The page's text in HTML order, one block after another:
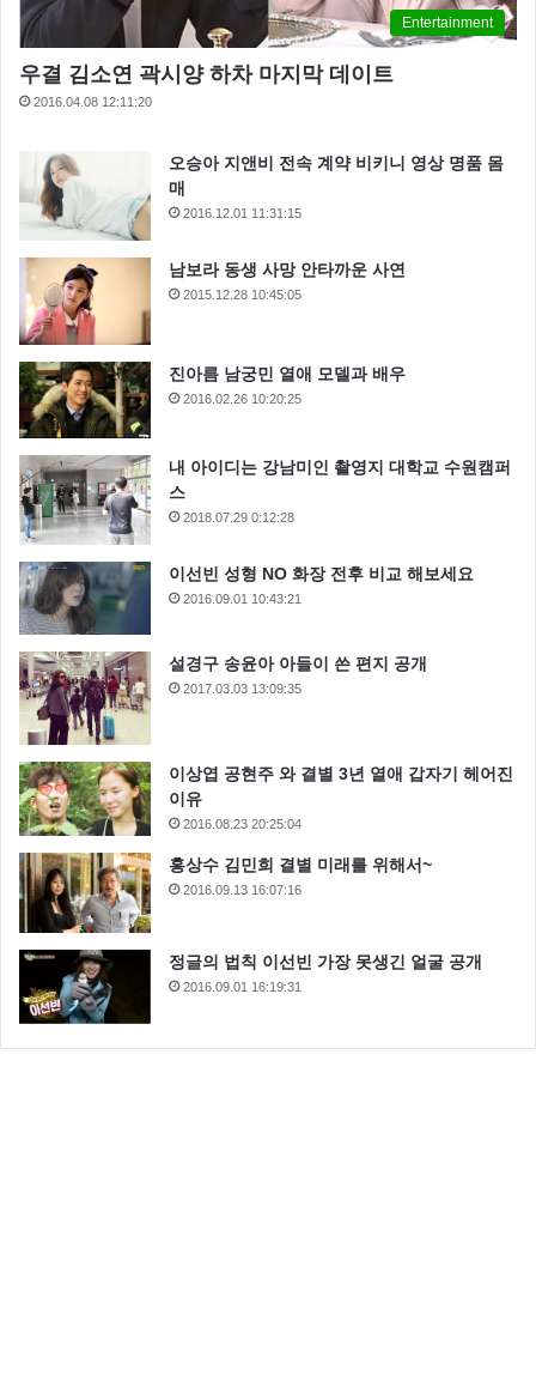
Entertainment
우결 김소연 곽시양 하차 마지막 데이트
2016.04.08 12:11:20
오승아 지앤비 전속 계약 비키니 영상 명품 몸
매
2016.12.01 11:31:15
남보라 동생 사망 안타까운 사연
2015.12.28 10:45:05
진아름 남궁민 열애 모델과 배우
2016.02.26 10:20:25
내 아이디는 강남미인 촬영지 대학교 수원캠퍼
스
2018.07.29 0:12:28
이선빈 성형 NO 화장 전후 비교 해보세요
2016.09.01 10:43:21
설경구 송윤아 아들이 쓴 편지 공개
2017.03.03 13:09:35
이상엽 공현주 와 결별 3년 열애 갑자기 헤어진
이유
2016.08.23 20:25:04
홍상수 김민희 결별 미래를 위해서~
2016.09.13 16:07:16
정글의 법칙 이선빈 가장 못생긴 얼굴 공개
2016.09.01 16:19:31